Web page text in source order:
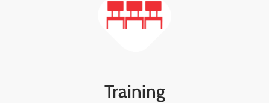
Training